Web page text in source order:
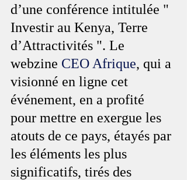
d’une conférence intitulée "
Investir au Kenya, Terre
d’Attractivités ". Le
webzine CEO Afrique, qui a
visionné en ligne cet
événement, en a profité
pour mettre en exergue les
atouts de ce pays, étayés par
les éléments les plus
significatifs, tirés des